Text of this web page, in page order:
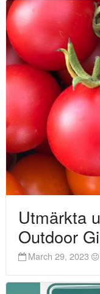
Utmärkta
Outdoor
March 29, 2023